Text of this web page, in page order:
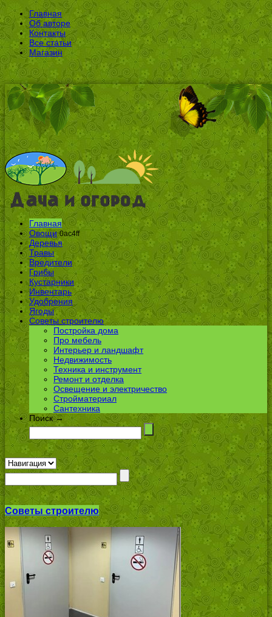
Главная
Об авторе
Контакты
Все статьи
Магазин
Главная
Овощи 0ac4ff
Деревья
Травы
Вредители
Грибы
Кустарники
Инвентарь
Удобрения
Ягоды
Советы строителю
Постройка дома
Про мебель
Интерьер и ландшафт
Недвижимость
Техника и инструмент
Ремонт и отделка
Освещение и электричество
Стройматериал
Сантехника
Поиск →
Советы строителю